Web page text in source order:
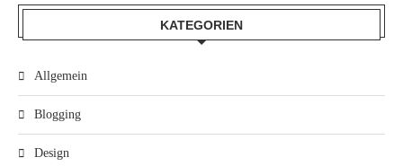
KATEGORIEN
Allgemein
Blogging
Design